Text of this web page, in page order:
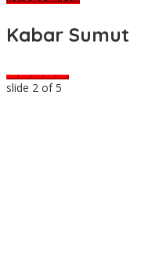
Kabar Sumut
slide 2 of 5